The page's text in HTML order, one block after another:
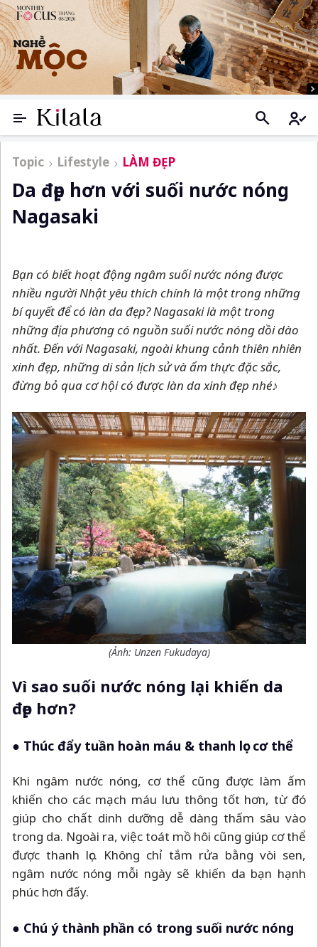
Topic Lifestyle LÀM ĐẸP
Da đẹp hơn với suối nước nóng
Nagasaki
Bạn có biết hoạt động ngâm suối nước nóng được
nhiều người Nhật yêu thích chính là một trong những
bí quyết để có làn da đẹp? Nagasaki là một trong
những địa phương có nguồn suối nước nóng dồi dào
nhất. Đến với Nagasaki, ngoài khung cảnh thiên nhiên
xinh đẹp, những di sản lịch sử và ẩm thực đặc sắc,
đừng bỏ qua cơ hội có được làn da xinh đẹp nhé♪
(Ảnh: Unzen Fukudaya)
Vì sao suối nước nóng lại khiến da
đẹp hơn?
● Thúc đẩy tuần hoàn máu & thanh lọc cơ thể
Khi ngâm nước nóng, cơ thể cũng được làm ấm
khiến cho các mạch máu lưu thông tốt hơn, từ đó
giúp cho chất dinh dưỡng dễ dàng thấm sâu vào
trong da. Ngoài ra, việc toát mồ hôi cũng giúp cơ thể
được thanh lọc. Không chỉ tắm rửa bằng vòi sen,
ngâm nước nóng mỗi ngày sẽ khiến da bạn hạnh
phúc hơn đấy.
● Chú ý thành phần có trong suối nước nóng